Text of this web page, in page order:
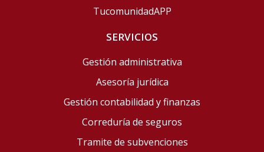
TucomunidadAPP
SERVICIOS
Gestión administrativa
Asesoría jurídica
Gestión contabilidad y finanzas
Correduría de seguros
Tramite de subvenciones